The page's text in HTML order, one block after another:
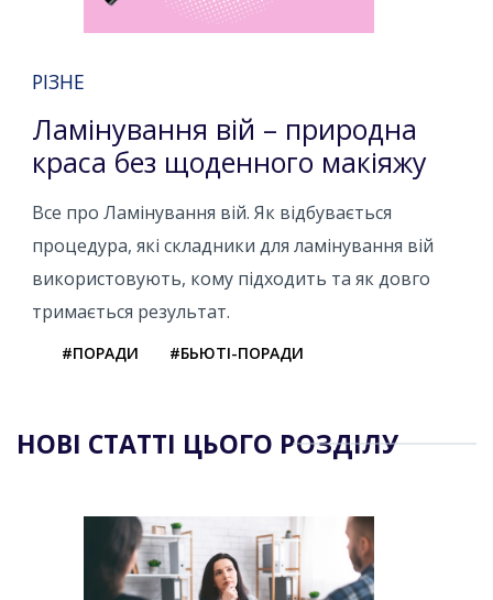
РІЗНЕ
Ламінування вій – природна
краса без щоденного макіяжу
Все про Ламінування вій. Як відбувається
процедура, які складники для ламінування вій
використовують, кому підходить та як довго
тримається результат.
#ПОРАДИ #БЬЮТІ-ПОРАДИ
НОВІ СТАТТІ ЦЬОГО РОЗДІЛУ